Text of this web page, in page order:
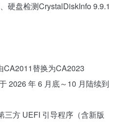
硬盘检测CrystalDiskInfo 9.9.1
CA2011替换为CA2023
2026 年 6 月底～10 月陆续到
三方 UEFI 引导程序（含新版